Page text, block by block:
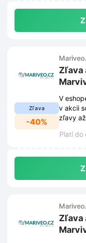
Zľava
-40%
Zľava
V
v akcii
zľavy
Platí do
Zľava